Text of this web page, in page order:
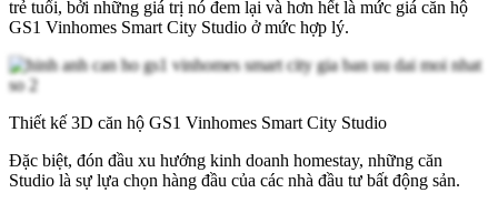
trẻ tuổi, bởi những giá trị nó đem lại và hơn hết là mức giá căn hộ
GS1 Vinhomes Smart City Studio ở mức hợp lý.
Thiết kế 3D căn hộ GS1 Vinhomes Smart City Studio
Đặc biệt, đón đầu xu hướng kinh doanh homestay, những căn
Studio là sự lựa chọn hàng đầu của các nhà đầu tư bất động sản.